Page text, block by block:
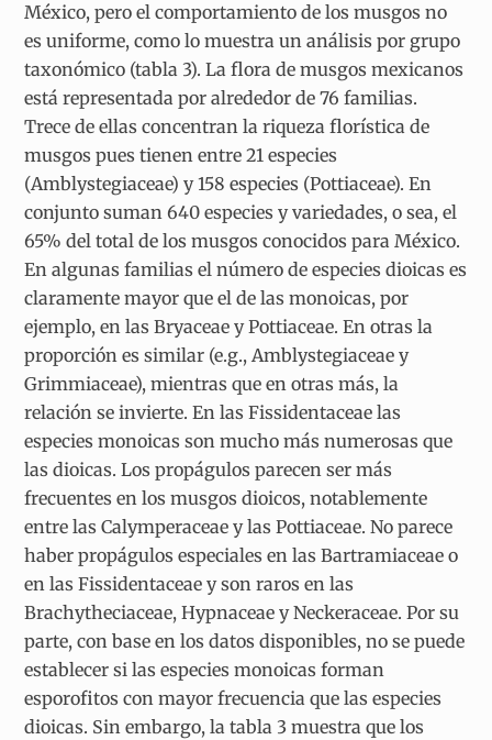
México, pero el comportamiento de los musgos no
es uniforme, como lo muestra un análisis por grupo
taxonómico (tabla 3). La flora de musgos mexicanos
está representada por alrededor de 76 familias.
Trece de ellas concentran la riqueza florística de
musgos pues tienen entre 21 especies
(Amblystegiaceae) y 158 especies (Pottiaceae). En
conjunto suman 640 especies y variedades, o sea, el
65% del total de los musgos conocidos para México.
En algunas familias el número de especies dioicas es
claramente mayor que el de las monoicas, por
ejemplo, en las Bryaceae y Pottiaceae. En otras la
proporción es similar (e.g., Amblystegiaceae y
Grimmiaceae), mientras que en otras más, la
relación se invierte. En las Fissidentaceae las
especies monoicas son mucho más numerosas que
las dioicas. Los propágulos parecen ser más
frecuentes en los musgos dioicos, notablemente
entre las Calymperaceae y las Pottiaceae. No parece
haber propágulos especiales en las Bartramiaceae o
en las Fissidentaceae y son raros en las
Brachytheciaceae, Hypnaceae y Neckeraceae. Por su
parte, con base en los datos disponibles, no se puede
establecer si las especies monoicas forman
esporofitos con mayor frecuencia que las especies
dioicas. Sin embargo, la tabla 3 muestra que los